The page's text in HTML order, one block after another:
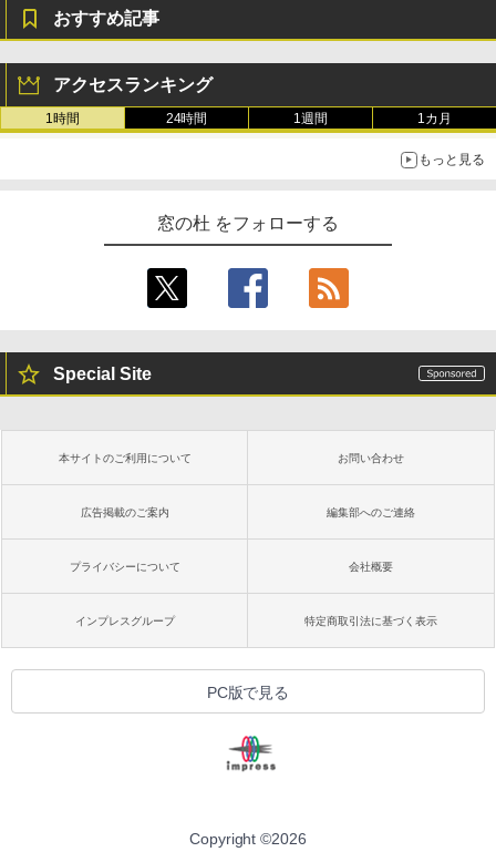
おすすめ記事
アクセスランキング
1時間 24時間 1週間 1カ月
もっと見る
窓の杜 をフォローする
Special Site
本サイトのご利用について お問い合わせ
広告掲載のご案内 編集部へのご連絡
プライバシーについて 会社概要
インプレスグループ 特定商取引法に基づく表示
PC版で見る
Copyright ©2026